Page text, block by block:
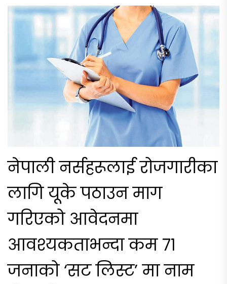
नेपाली नर्सहरूलाई रोजगारीका
लागि यूके पठाउन माग
गरिएको आवेदनमा
आवश्यकताभन्दा कम ७१
जनाको ‘सट लिस्ट’ मा नाम